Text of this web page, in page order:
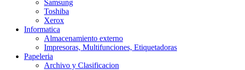
Samsung
Toshiba
Xerox
Informatica
Almacenamiento externo
Impresoras, Multifunciones, Etiquetadoras
Papeleria
Archivo y Clasificacion